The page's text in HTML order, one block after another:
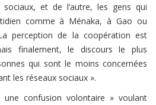
et de l’autre, les gens qui
comme à Ménaka, à Gao ou
perception de la coopération est
finalement, le discours le plus
qui sont le moins concernées
les réseaux sociaux ».
une confusion volontaire » voulant